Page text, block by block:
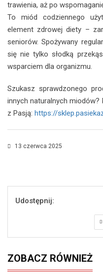
trawienia, aż po
To miód codziennego
element zdrowej diety –
seniorów. Spożywany
się nie tylko słodką
wsparciem dla organizmu.
Szukasz sprawdzonego
innych naturalnych
z Pasją: https://
13 czerwca 2025
Udostępnij:
ZOBACZ RÓWNIEŻ